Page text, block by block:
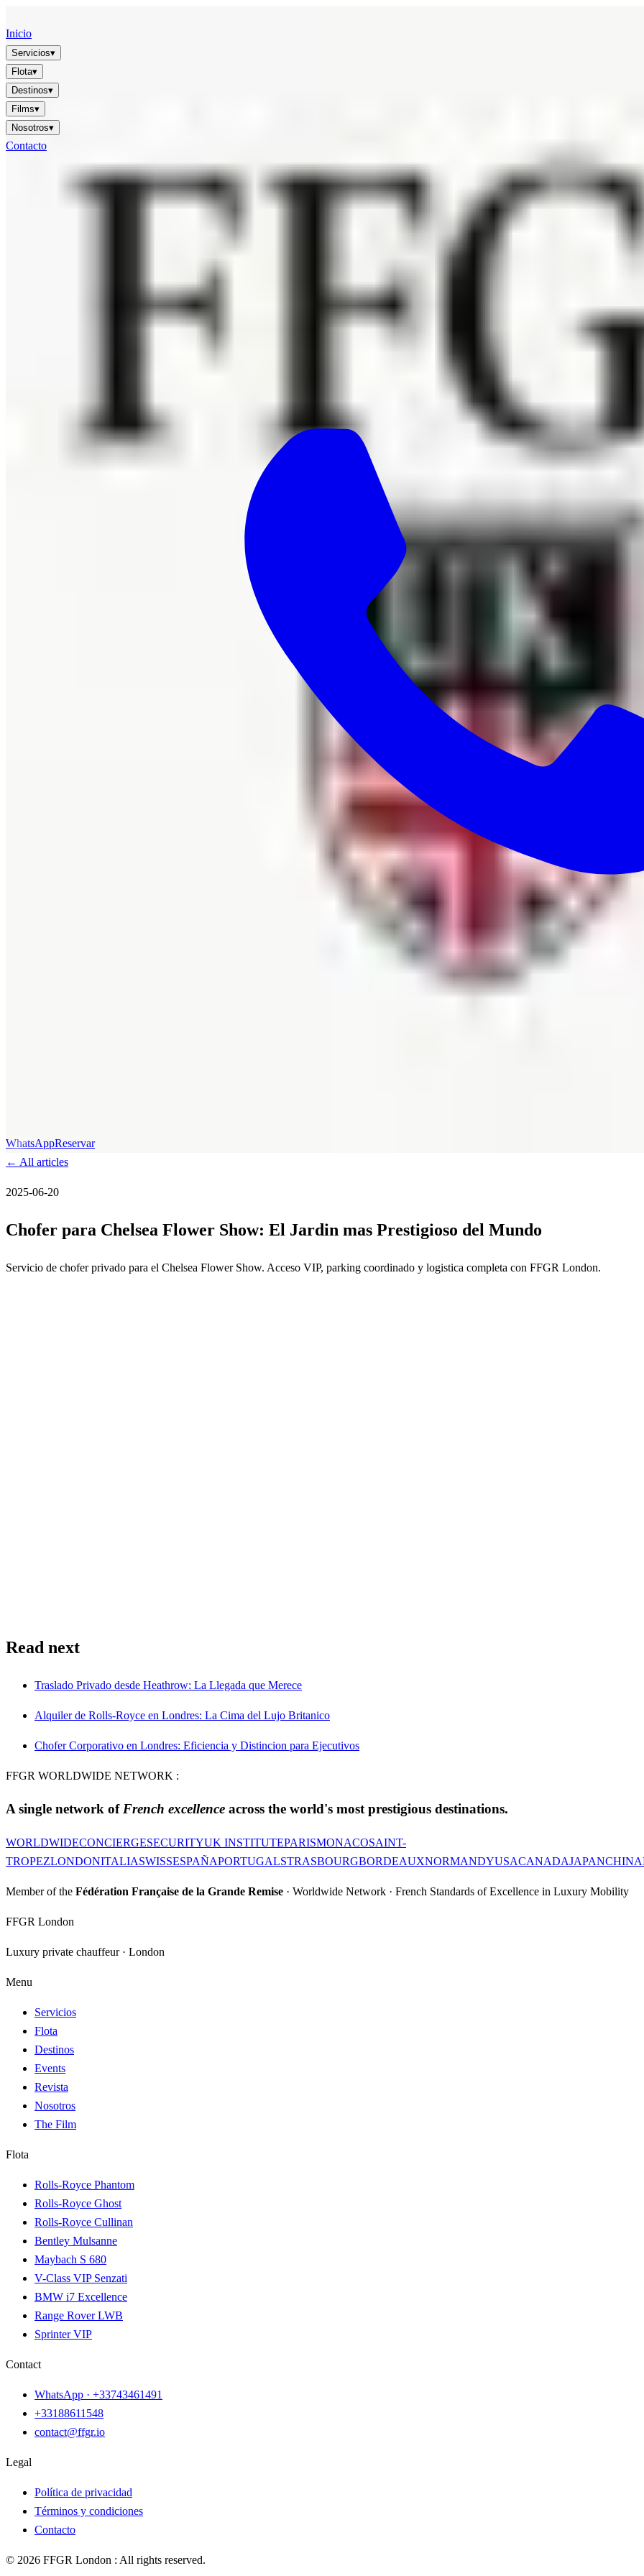
Inicio
Servicios▾
Flota▾
Destinos▾
Films▾
Nosotros▾
Contacto
WhatsAppReservar
← All articles
2025-06-20
Chofer para Chelsea Flower Show: El Jardin mas Prestigioso del Mundo
Servicio de chofer privado para el Chelsea Flower Show. Acceso VIP, parking coordinado y logistica completa con FFGR London.
Read next
Traslado Privado desde Heathrow: La Llegada que Merece
Alquiler de Rolls-Royce en Londres: La Cima del Lujo Britanico
Chofer Corporativo en Londres: Eficiencia y Distincion para Ejecutivos
FFGR WORLDWIDE NETWORK :
A single network of French excellence across the world's most prestigious destinations.
WORLDWIDECONCIERGESECURITYUK INSTITUTEPARISMONACOSAINT-
TROPEZLONDONITALIASWISSESPAÑAPORTUGALSTRASBOURGBORDEAUXNORMANDYUSACANADAJAPANCHINA
Member of the Fédération Française de la Grande Remise · Worldwide Network · French Standards of Excellence in Luxury Mobility
FFGR London
Luxury private chauffeur · London
Menu
Servicios
Flota
Destinos
Events
Revista
Nosotros
The Film
Flota
Rolls-Royce Phantom
Rolls-Royce Ghost
Rolls-Royce Cullinan
Bentley Mulsanne
Maybach S 680
V-Class VIP Senzati
BMW i7 Excellence
Range Rover LWB
Sprinter VIP
Contact
WhatsApp · +33743461491
+33188611548
contact@ffgr.io
Legal
Política de privacidad
Términos y condiciones
Contacto
© 2026 FFGR London : All rights reserved.